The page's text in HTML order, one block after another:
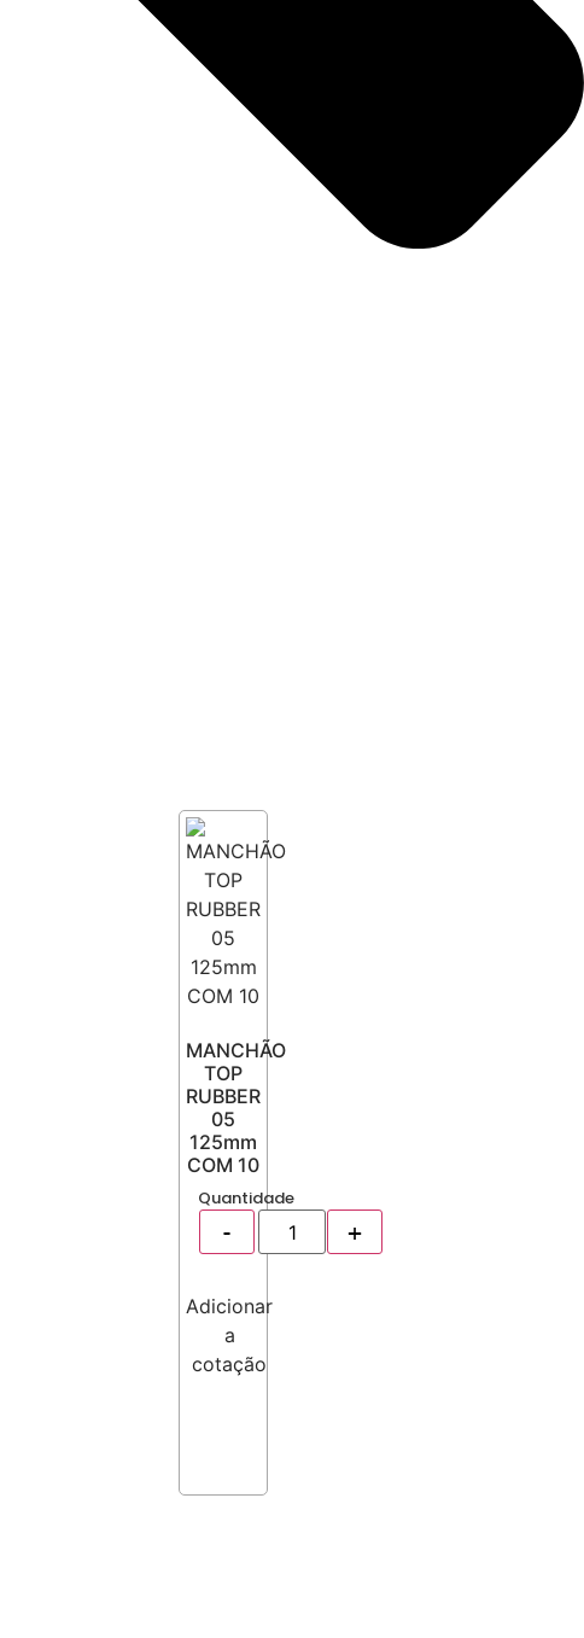
MANCHÃO
TOP
RUBBER
05
125mm
COM 10
Quantidade
Adicionar
a
cotação